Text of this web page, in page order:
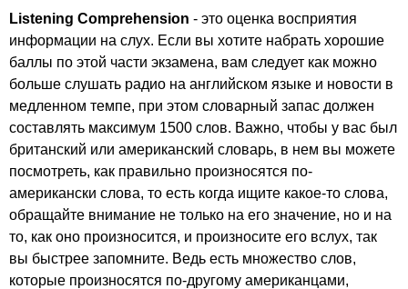
Listening Comprehension - это оценка восприятия
информации на слух. Если вы хотите набрать хорошие
баллы по этой части экзамена, вам следует как можно
больше слушать радио на английском языке и новости в
медленном темпе, при этом словарный запас должен
составлять максимум 1500 слов. Важно, чтобы у вас был
британский или американский словарь, в нем вы можете
посмотреть, как правильно произносятся по-
американски слова, то есть когда ищите какое-то слова,
обращайте внимание не только на его значение, но и на
то, как оно произносится, и произносите его вслух, так
вы быстрее запомните. Ведь есть множество слов,
которые произносятся по-другому американцами,